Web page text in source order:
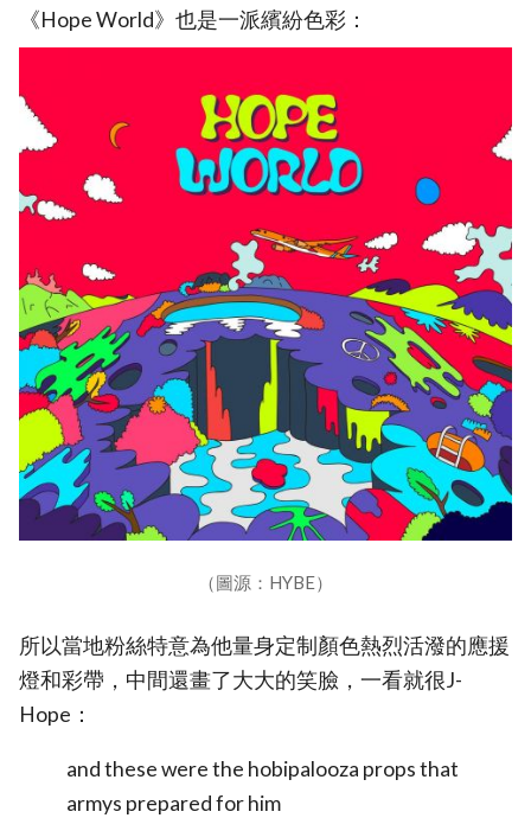
《Hope World》也是一派繽紛色彩：
（圖源：HYBE）
所以當地粉絲特意為他量身定制顏色熱烈活潑的應援
燈和彩帶，中間還畫了大大的笑臉，一看就很J-
Hope：
and these were the hobipalooza props that
armys prepared for him